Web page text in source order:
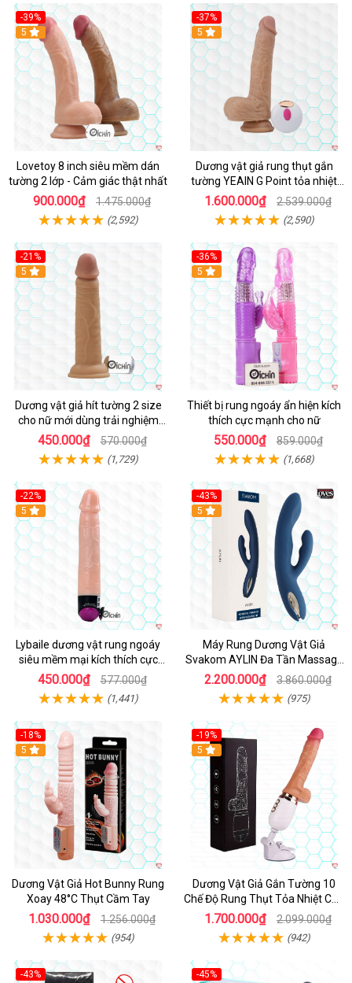
-39%
Hot
5
Lovetoy 8 inch siêu mềm dán
tường 2 lớp - Cảm giác thật nhất
900.000₫ 1.475.000₫
(2,592)
-37%
5
Dương vật giả rung thụt gắn
tường YEAIN G Point tỏa nhiệt
điều khiển từ xa
1.600.000₫ 2.539.000₫
(2,590)
-21%
Hot
5
Dương vật giả hít tường 2 size
cho nữ mới dùng trải nghiệm
thật
450.000₫ 570.000₫
(1,729)
-36%
Hot
5
Thiết bị rung ngoáy ẩn hiện kích
thích cực mạnh cho nữ
550.000₫ 859.000₫
(1,668)
-22%
Hot
5
Lybaile dương vật rung ngoáy
siêu mềm mại kích thích cực
mạnh
450.000₫ 577.000₫
(1,441)
-43%
Hot
5
Máy Rung Dương Vật Giả
Svakom AYLIN Đa Tần Massage
Sướng
2.200.000₫ 3.860.000₫
(975)
-18%
Hot
5
Dương Vật Giả Hot Bunny Rung
Xoay 48°C Thụt Cầm Tay
1.030.000₫ 1.256.000₫
(954)
-19%
Hot
5
Dương Vật Giả Gắn Tường 10
Chế Độ Rung Thụt Tỏa Nhiệt Cao
Cấp
1.700.000₫ 2.099.000₫
(942)
-43%
-45%